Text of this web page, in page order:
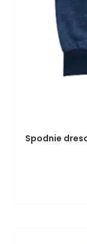
Spodnie